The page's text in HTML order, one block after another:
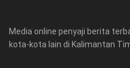
Media online penyaji berita
kota-kota lain di Kalimantan